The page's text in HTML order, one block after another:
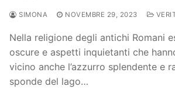
SIMONA NOVEMBRE 29, 2023
Nella religione degli antichi Romani
oscure e aspetti inquietanti che
vicino anche l’azzurro splendente e
sponde del lago…